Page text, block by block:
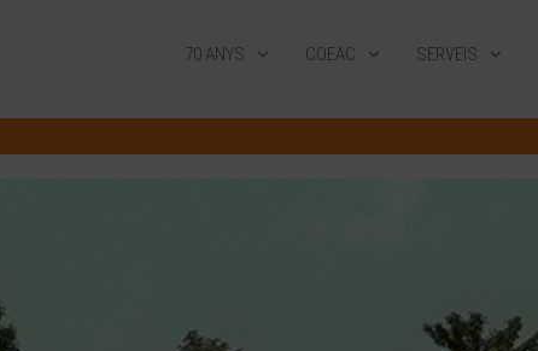
70 ANYS COEAC SERVEIS